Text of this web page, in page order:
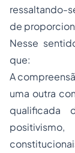
ressaltando-
de
Nesse
que:
A
uma outra